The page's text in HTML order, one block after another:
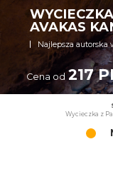
AVAKAS
Najlepsza autorska
Cena od 217
Wycieczka z